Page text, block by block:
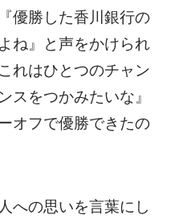
優勝した香川銀行の
ね』と声をかけられ
れはひとつのチャン
スをつかみたいな』
オフで優勝できたの
への思いを言葉にし